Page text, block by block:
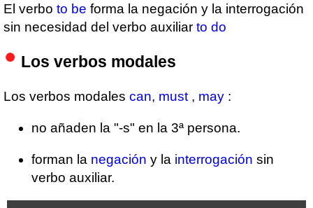
El verbo to be forma la negación y la interrogación
sin necesidad del verbo auxiliar to do
Los verbos modales
Los verbos modales can, must , may :
no añaden la "-s" en la 3ª persona.
forman la negación y la interrogación sin
verbo auxiliar.